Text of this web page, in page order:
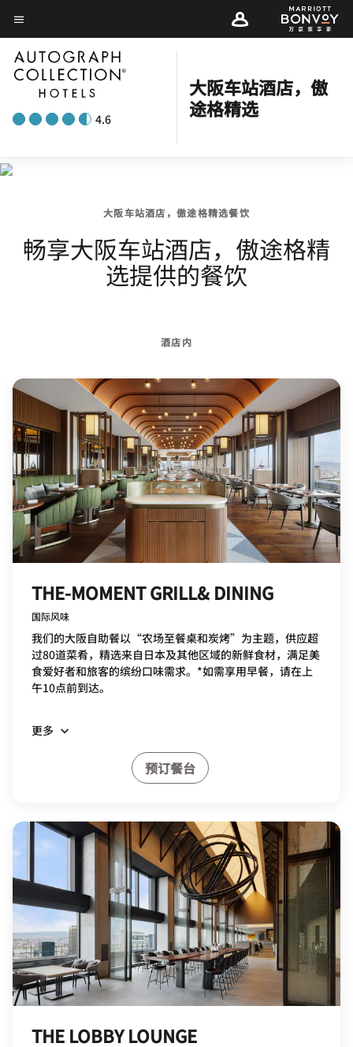
Skip
to
main
content
菜单文本
4.6
大阪车站酒店，傲
途格精选
大阪车站酒店，傲途格精选餐饮
畅享大阪车站酒店，傲途格精
选提供的餐饮
酒店内
THE-MOMENT GRILL& DINING
国际风味
我们的大阪自助餐以“农场至餐桌和炭烤”为主题，供应超
过80道菜肴，精选来自日本及其他区域的新鲜食材，满足美
食爱好者和旅客的缤纷口味需求。*如需享用早餐，请在上
午10点前到达。
更多
预订餐台
THE LOBBY LOUNGE